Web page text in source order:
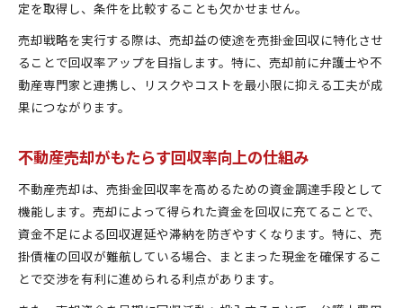
定を取得し、条件を比較することも欠かせません。
売却戦略を実行する際は、売却益の使途を売掛金回収に特化させ
ることで回収率アップを目指します。特に、売却前に弁護士や不
動産専門家と連携し、リスクやコストを最小限に抑える工夫が成
果につながります。
不動産売却がもたらす回収率向上の仕組み
不動産売却は、売掛金回収率を高めるための資金調達手段として
機能します。売却によって得られた資金を回収に充てることで、
資金不足による回収遅延や滞納を防ぎやすくなります。特に、売
掛債権の回収が難航している場合、まとまった現金を確保するこ
とで交渉を有利に進められる利点があります。